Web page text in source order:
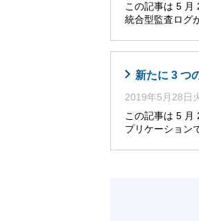
この記事は 5 月
統合型監査ログ
新たに 3 つ
2019年5月28日
この記事は 5 月
プリケーション